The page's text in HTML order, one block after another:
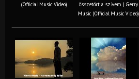
(Official Music Video)
összetört a szívem | Gerry
Music (Official Music Video)